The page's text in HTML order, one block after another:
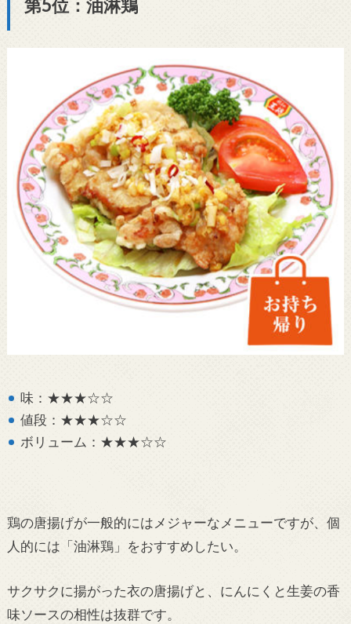
第5位：油淋鶏
味：★★★☆☆
値段：★★★☆☆
ボリューム：★★★☆☆
鶏の唐揚げが一般的にはメジャーなメニューですが、個
人的には「油淋鶏」をおすすめしたい。
サクサクに揚がった衣の唐揚げと、にんにくと生姜の香
味ソースの相性は抜群です。